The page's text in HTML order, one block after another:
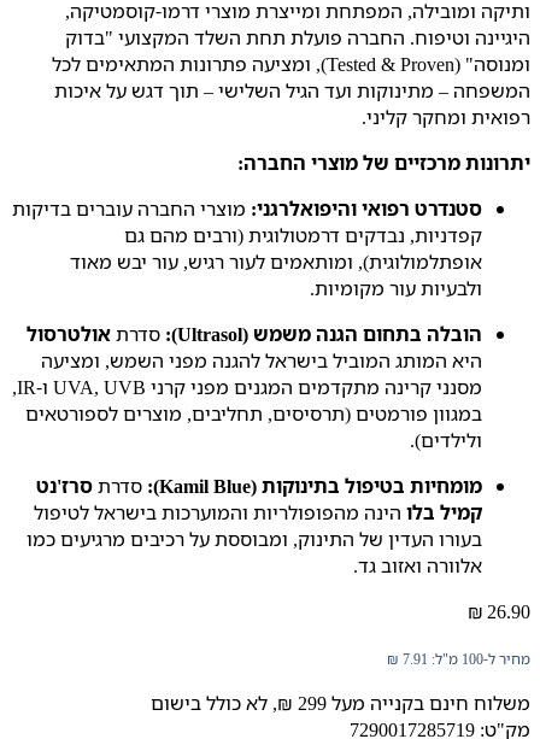
ותיקה ומובילה, המפתחת ומייצרת מוצרי דרמו-קוסמטיקה,
היגיינה וטיפוח. החברה פועלת תחת השלד המקצועי "בדוק
ומנוסה" (Tested & Proven), ומציעה פתרונות המתאימים לכל
המשפחה – מתינוקות ועד הגיל השלישי – תוך דגש על איכות
רפואית ומחקר קליני.
יתרונות מרכזיים של מוצרי החברה:
סטנדרט רפואי והיפואלרגני:מוצרי החברה עוברים בדיקות
קפדניות, נבדקים דרמטולוגית (ורבים מהם גם
אופתלמולוגית), ומותאמים לעור רגיש, עור יבש מאוד
ולבעיות עור מקומיות.
הובלה בתחום הגנה משמש (Ultrasol):
סדרתאולטרסול
היא המותג המוביל בישראל להגנה מפני השמש, ומציעה
מסנני קרינה מתקדמים המגנים מפני קרני UVA, UVB ו-IR,
במגוון פורמטים (תרסיסים, תחליבים, מוצרים לספורטאים
ולילדים).
מומחיות בטיפול בתינוקות (Kamil Blue):
סדרתסרז'נט
קמיל בלוהינה מהפופולריות והמוערכות בישראל לטיפול
בעורו העדין של התינוק, ומבוססת על רכיבים מרגיעים כמו
אלוורה ואזוב גד.
₪26.90
מחיר ל-100 מ"ל: ₪ 7.91
משלוח חינם בקנייה מעל 299 ₪, לא כולל בישום
מק"ט: 7290017285719